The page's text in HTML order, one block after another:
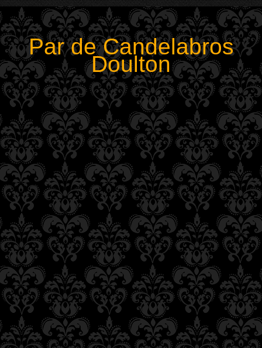
Par de Candelabros
Doulton